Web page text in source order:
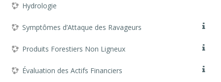
Hydrologie
Symptômes d’Attaque des Ravageurs
Produits Forestiers Non Ligneux
Évaluation des Actifs Financiers